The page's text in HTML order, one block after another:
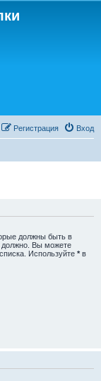
Вход
Регистрация
должны быть в
должно. Вы можете
Используйте * в